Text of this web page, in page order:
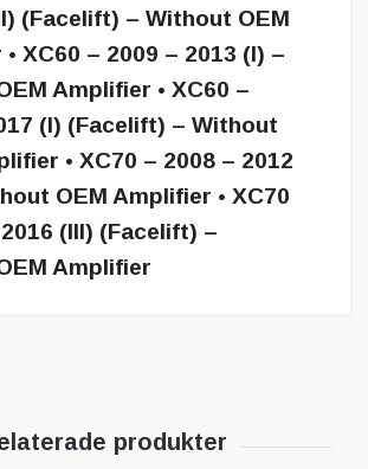
(Facelift) – Without OEM
XC60 – 2009 – 2013 (I) –
Amplifier • XC60 –
(I) (Facelift) – Without
• XC70 – 2008 – 2012
OEM Amplifier • XC70
(III) (Facelift) –
Amplifier